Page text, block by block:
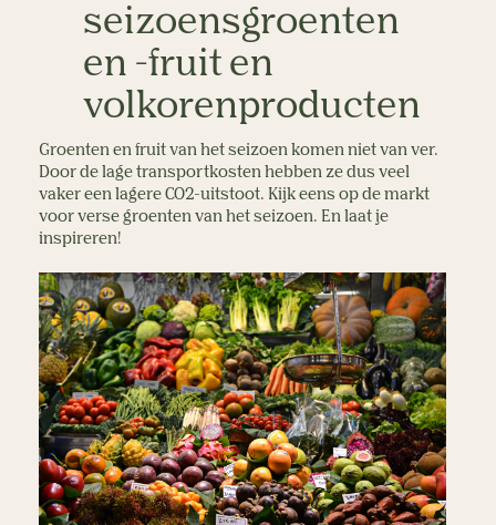
seizoensgroenten
en -fruit en
volkorenproducten
Groenten en fruit van het seizoen komen niet van ver.
Door de lage transportkosten hebben ze dus veel
vaker een lagere CO2-uitstoot. Kijk eens op de markt
voor verse groenten van het seizoen. En laat je
inspireren!